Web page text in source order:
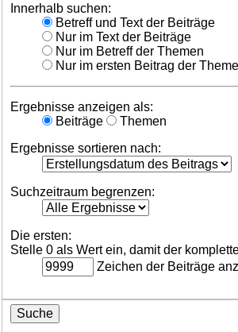
Innerhalb suchen:
Betreff und Text der Beiträge
Nur im Text der Beiträge
Nur im Betreff der Themen
Nur im ersten Beitrag der
Ergebnisse anzeigen als:
Beiträge
Themen
Ergebnisse sortieren nach:
Suchzeitraum begrenzen:
Die ersten:
Stelle 0 als Wert ein, damit der
Zeichen der Beiträge